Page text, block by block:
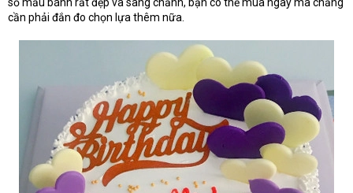
số mẫu bánh rất đẹp và sang chảnh, bạn có thể mua ngay mà chẳng
cần phải đắn đo chọn lựa thêm nữa.